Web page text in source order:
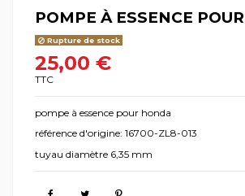
POMPE À ESSENCE
Rupture de stock
25,00 €
TTC
pompe à essence pour honda
référence d'origine: 16700-ZL8-013
tuyau diamètre 6,35 mm